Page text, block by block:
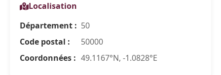
Localisation
Département : 50
Code postal :
50000
Coordonnées : 49.1167°N, -1.0828°E